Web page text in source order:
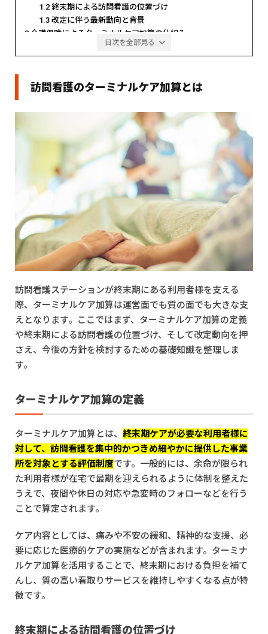
社） 創業 代表取締役（現職）
2021年 GOOD AID株式会社 取締役（事業譲渡により退任）
2023年 セルフケア薬局 取締役（吸収合併により退任）
2023年 まちほけ株式会社 代表取締役（事業譲渡により退任）
■得意領域
採用戦略・体制構築
新卒訪問看護師の育成
■保有資格・学位
経営学修士（MBA）
目次を全部見る
1.2 終末期による訪問看護の位置づけ
1.3 改定に伴う最新動向と背景
2 介護保険によるターミナルケア加算の仕組み
主な単位数と評価内容
医療保険のターミナルケア療養費
3.21と2の違いと算定基準
請求手続きと必要書類
算定に必要な体制整備
24時間対応の連絡体制
緊急訪問の受け入れ準備
4.3看取りケア計画とスタッフ教育
ターミナルケア加算のメリット
質の高い終末期ケアの提供
5.2利用者様の在宅生活の継続支援
5.3経営面での安定と地域連携の強化
6
算定時に注意すべきポイント
6.1死亡月の訪問回数・期間
6.2計画書や記録の整備
6.3利用者様の意思確認・同意の取り扱い
運用事例と実践的アプローチ
7.1
他事業所や医療機関との連携
7.2 看取りケアの質向上を目指す取り組み
7.3臨機応変な訪問スケジュール管理
8まとめ
訪問看護のターミナルケア加算とは
訪問看護ステーションが終末期にある利用者様を支える
際、ターミナルケア加算は運営面でも質の面でも大きな支
えとなります。ここではまず、ターミナルケア加算の定義
や終末期による訪問看護の位置づけ、そして改定動向を押
さえ、今後の方針を検討するための基礎知識を整理しま
す。
ターミナルケア加算の定義
ターミナルケア加算とは、 終末期ケアが必要な利用者様に
対して、訪問看護を集中的かつきめ細やかに提供した事業
所を対象とする評価制度です。一般的には、余命が限られ
た利用者様が在宅で最期を迎えられるように体制を整えた
うえで、夜間や休日の対応や急変時のフォローなどを行う
ことで算定されます。
ケア内容としては、痛みや不安の緩和、精神的な支援、必
要に応じた医療的ケアの実施などが含まれます。ターミナ
ルケア加算を活用することで、終末期における負担を補て
んし、質の高い看取りサービスを維持しやすくなる点が特
徴です。
終末期による訪問看護の位置づけ